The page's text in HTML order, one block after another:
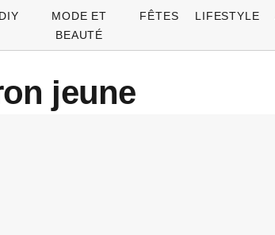
DIY
MODE ET
BEAUTÉ
FÊTES LIFESTYLE
jeune